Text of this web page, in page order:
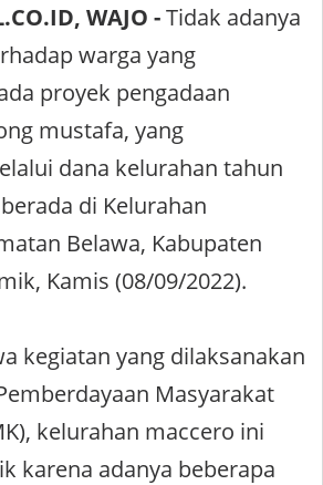
WAJO -Tidak adanya
warga yang
proyek pengadaan
mustafa, yang
dana kelurahan tahun
di Kelurahan
Belawa, Kabupaten
Kamis (08/09/2022).
kegiatan yang dilaksanakan
Masyarakat
kelurahan maccero ini
karena adanya beberapa